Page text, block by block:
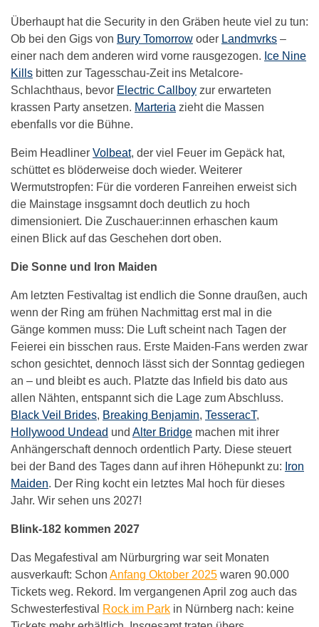
Überhaupt hat die Security in den Gräben heute viel zu tun:
Ob bei den Gigs von Bury Tomorrow oder Landmvrks –
einer nach dem anderen wird vorne rausgezogen. Ice Nine
Kills bitten zur Tagesschau-Zeit ins Metalcore-
Schlachthaus, bevor Electric Callboy zur erwarteten
krassen Party ansetzen. Marteria zieht die Massen
ebenfalls vor die Bühne.
Beim Headliner Volbeat, der viel Feuer im Gepäck hat,
schüttet es blöderweise doch wieder. Weiterer
Wermutstropfen: Für die vorderen Fanreihen erweist sich
die Mainstage insgsamnt doch deutlich zu hoch
dimensioniert. Die Zuschauer:innen erhaschen kaum
einen Blick auf das Geschehen dort oben.
Die Sonne und Iron Maiden
Am letzten Festivaltag ist endlich die Sonne draußen, auch
wenn der Ring am frühen Nachmittag erst mal in die
Gänge kommen muss: Die Luft scheint nach Tagen der
Feierei ein bisschen raus. Erste Maiden-Fans werden zwar
schon gesichtet, dennoch lässt sich der Sonntag gediegen
an – und bleibt es auch. Platzte das Infield bis dato aus
allen Nähten, entspannt sich die Lage zum Abschluss.
Black Veil Brides, Breaking Benjamin, TesseracT,
Hollywood Undead und Alter Bridge machen mit ihrer
Anhängerschaft dennoch ordentlich Party. Diese steuert
bei der Band des Tages dann auf ihren Höhepunkt zu: Iron
Maiden. Der Ring kocht ein letztes Mal hoch für dieses
Jahr. Wir sehen uns 2027!
Blink-182 kommen 2027
Das Megafestival am Nürburgring war seit Monaten
ausverkauft: Schon Anfang Oktober 2025 waren 90.000
Tickets weg. Rekord. Im vergangenen April zog auch das
Schwesterfestival
Rock im Park in Nürnberg nach: keine